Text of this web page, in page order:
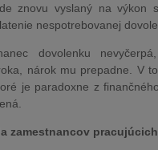
znovu vyslaný na výkon
nespotrebovanej
dovolenku
nárok mu prepadne. V
je paradoxne z
zamestnancov